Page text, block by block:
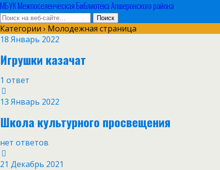
МБУК Межпоселенческая Библиотека Апшеронского района
Категории › Молодежная страница
18 Январь 2022
Игрушки казачат
1 ответ
13 Январь 2022
Школа культурного просвещения
нет ответов
21 Декабрь 2021